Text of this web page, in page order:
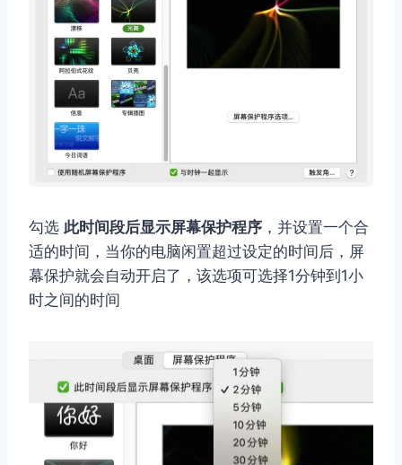
勾选 此时间段后显示屏幕保护程序 ，并设置一个合
适的时间，当你的电脑闲置超过设定的时间后，屏
幕保护就会自动开启了，该选项可选择1分钟到1小
时之间的时间